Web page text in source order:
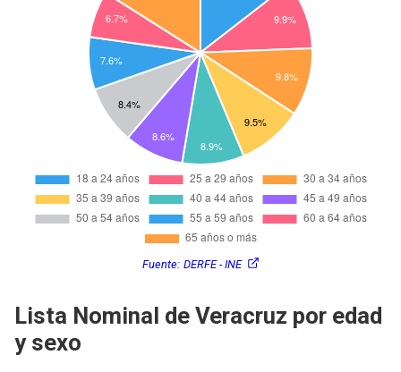
Fuente: DERFE - INE
Lista Nominal de Veracruz por edad
y sexo